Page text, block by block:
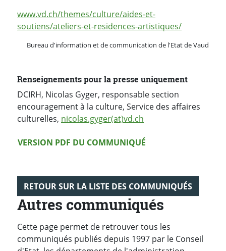
www.vd.ch/themes/culture/aides-et-
soutiens/ateliers-et-residences-artistiques/
Bureau d'information et de communication de l'Etat de Vaud
Renseignements pour la presse uniquement
DCIRH, Nicolas Gyger, responsable section
encouragement à la culture, Service des affaires
culturelles, nicolas.gyger(at)vd.ch
Version PDF
VERSION PDF DU COMMUNIQUÉ
RETOUR SUR LA LISTE DES COMMUNIQUÉS
Autres communiqués
Cette page permet de retrouver tous les
communiqués publiés depuis 1997 par le Conseil